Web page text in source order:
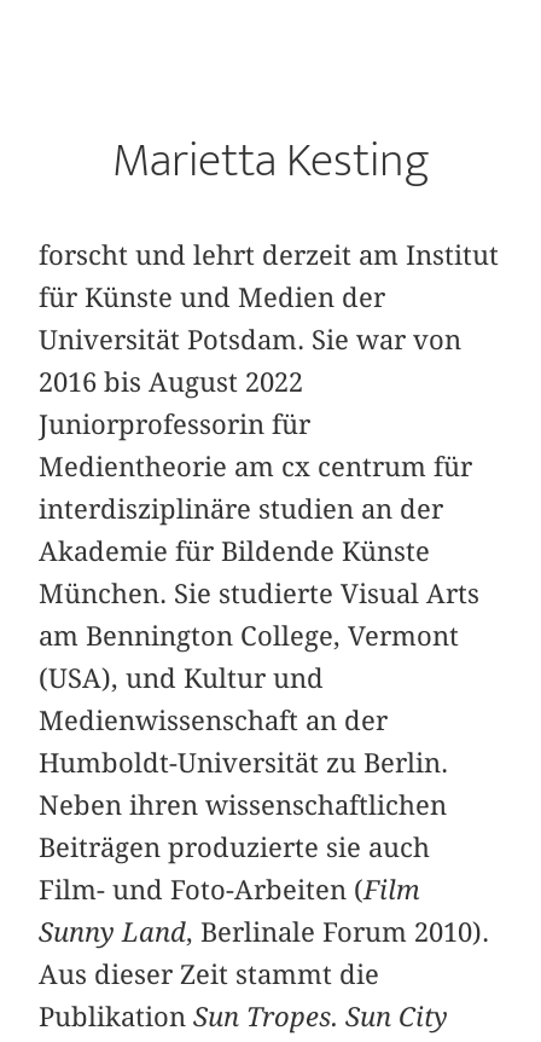
Marietta Kesting
forscht und lehrt derzeit am Institut
für Künste und Medien der
Universität Potsdam. Sie war von
2016 bis August 2022
Juniorprofessorin für
Medientheorie am cx centrum für
interdisziplinäre studien an der
Akademie für Bildende Künste
München. Sie studierte Visual Arts
am Bennington College, Vermont
(USA), und Kultur und
Medienwissenschaft an der
Humboldt-Universität zu Berlin.
Neben ihren wissenschaftlichen
Beiträgen produzierte sie auch
Film- und Foto-Arbeiten (Film
Sunny Land, Berlinale Forum 2010).
Aus dieser Zeit stammt die
PublikationSun Tropes. Sun City